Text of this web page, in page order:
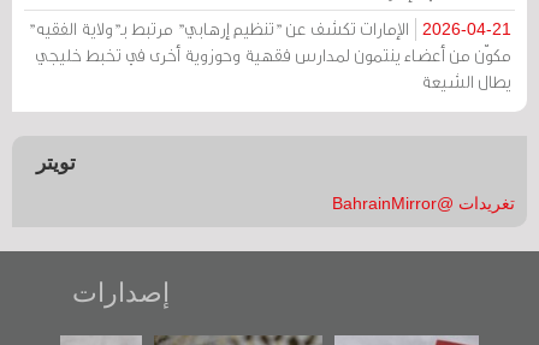
2026-04-21
الإمارات تكشف عن "تنظيم إرهابي" مرتبط بـ"ولاية الفقيه"
مكوّن من أعضاء ينتمون لمدارس فقهية وحوزوية أخرى في تخبط خليجي
يطال الشيعة
تويتر
تغريدات @BahrainMirror
إصدارات